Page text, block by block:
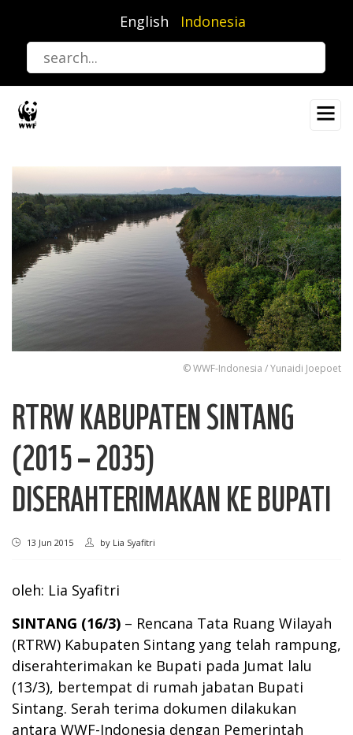
utama
English Indonesia
© WWF-Indonesia / Yunaidi Joepoet
RTRW KABUPATEN SINTANG
(2015 – 2035)
DISERAHTERIMAKAN KE BUPATI
13 Jun 2015 by Lia Syafitri
oleh: Lia Syafitri
SINTANG (16/3) – Rencana Tata Ruang Wilayah
(RTRW) Kabupaten Sintang yang telah rampung,
diserahterimakan ke Bupati pada Jumat lalu
(13/3), bertempat di rumah jabatan Bupati
Sintang. Serah terima dokumen dilakukan
antara WWF-Indonesia dengan Pemerintah